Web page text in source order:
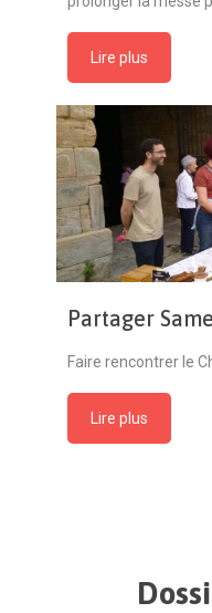
Lire plus
Partager
Faire rencontrer le
Lire plus